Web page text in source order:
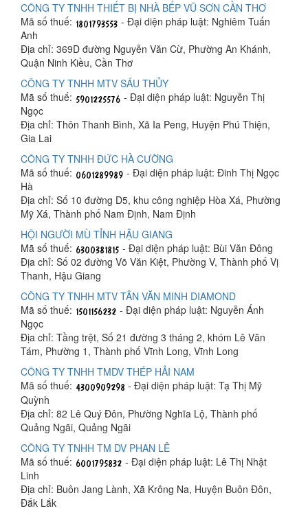
CÔNG TY TNHH THIẾT BỊ NHÀ BẾP VŨ SƠN CẦN THƠ
Mã số thuế:
- Đại diện pháp luật: Nghiêm Tuấn
Anh
Địa chỉ: 369D đường Nguyễn Văn Cừ, Phường An Khánh,
Quận Ninh Kiều, Cần Thơ
CÔNG TY TNHH MTV SÁU THỦY
Mã số thuế:
- Đại diện pháp luật: Nguyễn Thị
Ngọc
Địa chỉ: Thôn Thanh Bình, Xã Ia Peng, Huyện Phú Thiện,
Gia Lai
CÔNG TY TNHH ĐỨC HÀ CƯỜNG
Mã số thuế:
- Đại diện pháp luật: Đinh Thị Ngọc
Hà
Địa chỉ: Số 10 đường D5, khu công nghiệp Hòa Xá, Phường
Mỹ Xá, Thành phố Nam Định, Nam Định
HỘI NGƯỜI MÙ TỈNH HẬU GIANG
Mã số thuế:
- Đại diện pháp luật: Bùi Văn Đông
Địa chỉ: Số 02 đường Võ Văn Kiệt, Phường V, Thành phố Vị
Thanh, Hậu Giang
CÔNG TY TNHH MTV TÂN VĂN MINH DIAMOND
Mã số thuế:
- Đại diện pháp luật: Nguyễn Ánh
Ngọc
Địa chỉ: Tầng trệt, Số 21 đường 3 tháng 2, khóm Lê Văn
Tám, Phường 1, Thành phố Vĩnh Long, Vĩnh Long
CÔNG TY TNHH TMDV THÉP HẢI NAM
Mã số thuế:
- Đại diện pháp luật: Tạ Thị Mỹ
Quỳnh
Địa chỉ: 82 Lê Quý Đôn, Phường Nghĩa Lộ, Thành phố
Quảng Ngãi, Quảng Ngãi
CÔNG TY TNHH TM DV PHAN LÊ
Mã số thuế:
- Đại diện pháp luật: Lê Thị Nhật
Linh
Địa chỉ: Buôn Jang Lành, Xã Krông Na, Huyện Buôn Đôn,
Đắk Lắk